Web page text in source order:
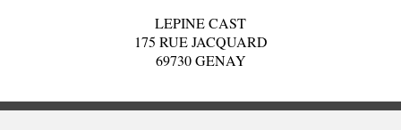
LEPINE CAST
175 RUE JACQUARD
69730 GENAY